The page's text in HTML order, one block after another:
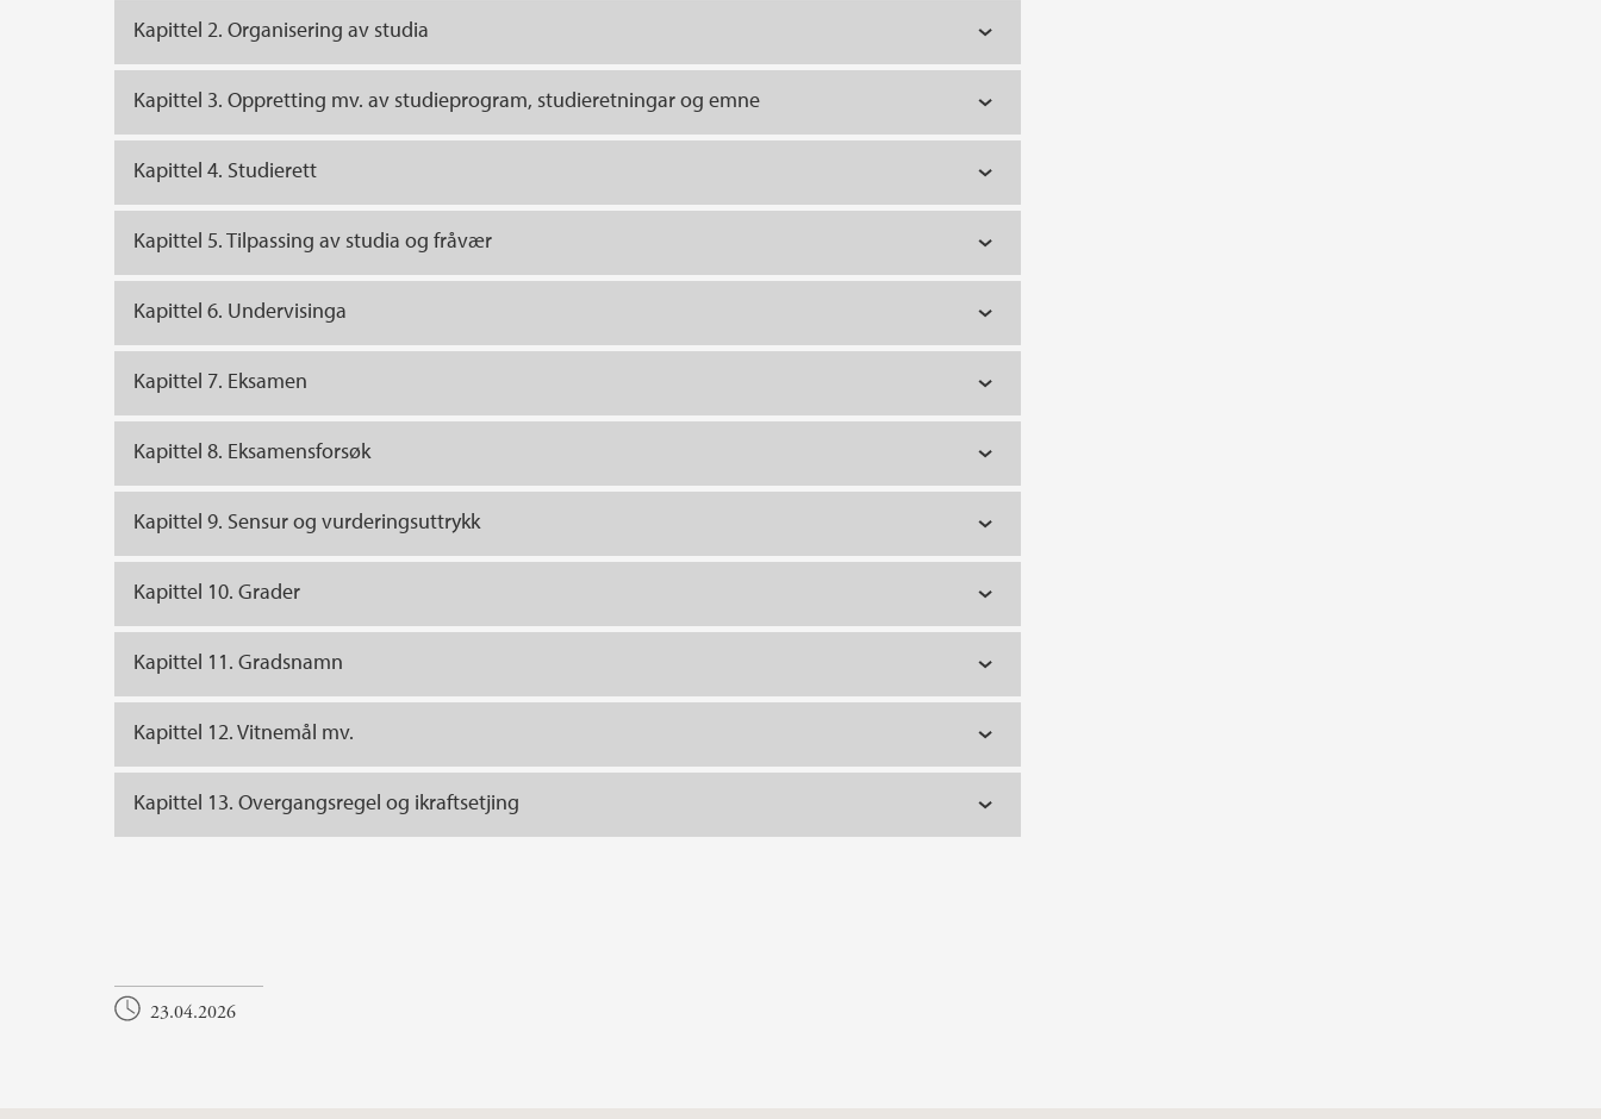
Kapittel 2. Organisering av studia
Kapittel 3. Oppretting mv. av studieprogram, studieretningar og emne
Kapittel 4. Studierett
Kapittel 5. Tilpassing av studia og fråvær
Kapittel 6. Undervisinga
Kapittel 7. Eksamen
Kapittel 8. Eksamensforsøk
Kapittel 9. Sensur og vurderingsuttrykk
Kapittel 10. Grader
Kapittel 11. Gradsnamn
Kapittel 12. Vitnemål mv.
Kapittel 13. Overgangsregel og ikraftsetjing
23.04.2026